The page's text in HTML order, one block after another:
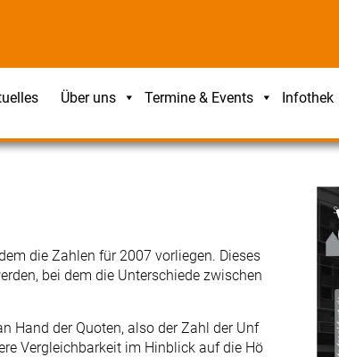
Über uns Termine & Events Infothek
die Zahlen für 2007 vorliegen. Dieses
bei dem die Unterschiede zwischen
Hand der Quoten, also der Zahl der Unf
Vergleichbarkeit im Hinblick auf die Hö